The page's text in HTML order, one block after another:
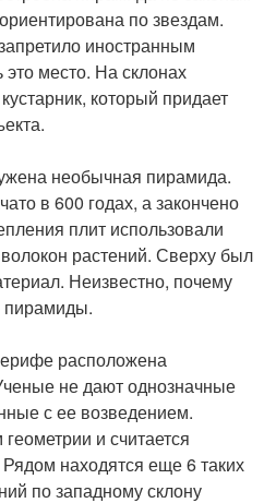
по звездам.
иностранным
место. На склонах
который придает
необычная пирамида.
в 600 годах, а закончено
плит использовали
растений. Сверху был
Неизвестно, почему
пирамиды.
расположена
не дают однозначные
с ее возведением.
и считается
находятся еще 6 таких
по западному склону